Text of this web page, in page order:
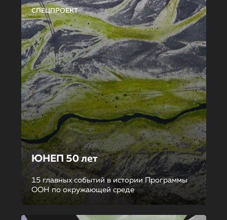
СПЕЦПРОЕКТ
ЮНЕП 50 лет
15 главных событий в истории Программы
ООН по окружающей среде